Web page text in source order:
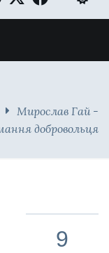
Мирослав Гай -
добровольця
9